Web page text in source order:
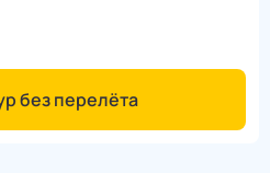
без перелёта